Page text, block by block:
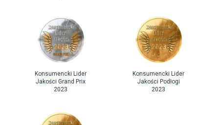
Konsumencki Lider
Jakości Grand Prix
2023
Konsumencki Lider
Jakości Podłogi
2023